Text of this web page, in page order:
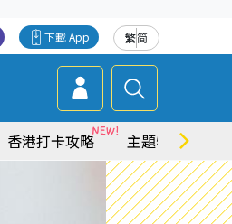
繁简
下載 App
香港打卡攻略 主題特集